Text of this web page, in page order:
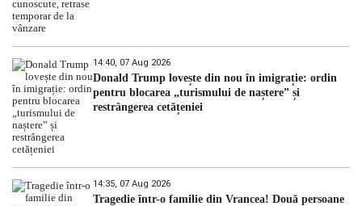
14:40, 07 Aug 2026
Donald Trump lovește din nou în imigrație: ordin
pentru blocarea „turismului de naștere” și
restrângerea cetățeniei
14:35, 07 Aug 2026
Tragedie într-o familie din Vrancea! Două persoane